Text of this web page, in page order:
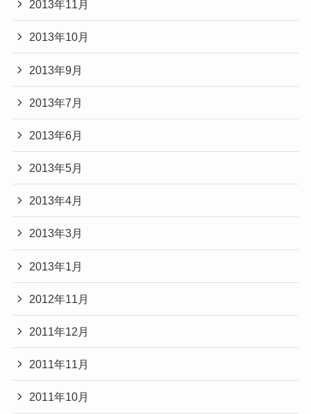
2013年11月
2013年10月
2013年9月
2013年7月
2013年6月
2013年5月
2013年4月
2013年3月
2013年1月
2012年11月
2011年12月
2011年11月
2011年10月